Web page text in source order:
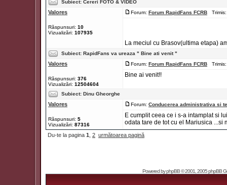
Subiect: Cereri FOTO & VIDEO
Valores
Răspunsuri: 10
Vizualizări: 107935
Forum: Forum RapidFans FCRB
La meciul cu Brasov(ultima etapa)
Subiect: RapidFans va ureaza " Bine ati venit "
Valores
Răspunsuri: 376
Vizualizări: 12504604
Forum: Forum RapidFans FCRB
Bine ai venit!!
Subiect: Dinu Gheorghe
Valores
Răspunsuri: 5
Vizualizări: 87316
Forum: Conducerea administrativa si
E cumplit ceea ce i s-a intamplat si
odata tare de tot cu el Mariusica ...si
Du-te la pagina 1 2 următoarea pagină
Powered byphpBB© 2001, 2005 phpBB